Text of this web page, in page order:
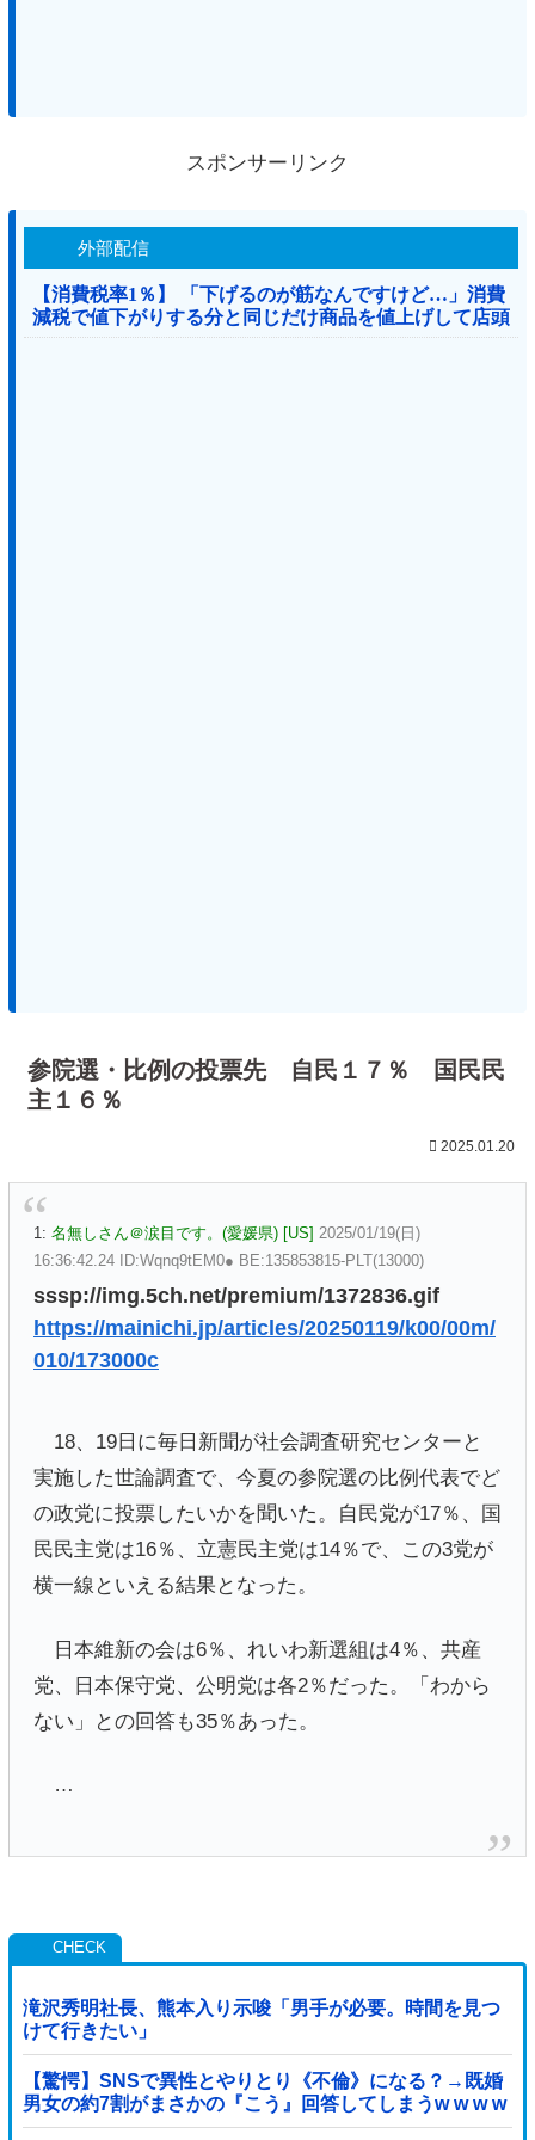
スポンサーリンク
外部配信
【消費税率1％】 「下げるのが筋なんですけど…」消費
減税で値下がりする分と同じだけ商品を値上げして店頭
価格を変えない店も
参院選・比例の投票先 自民１７％ 国民民
主１６％
2025.01.20
1: 名無しさん＠涙目です。(愛媛県) [US] 2025/01/19(日)
16:36:42.24 ID:Wqnq9tEM0● BE:135853815-PLT(13000)
sssp://img.5ch.net/premium/1372836.gif
https://mainichi.jp/articles/20250119/k00/00m/
010/173000c
18、19日に毎日新聞が社会調査研究センターと
実施した世論調査で、今夏の参院選の比例代表でど
の政党に投票したいかを聞いた。自民党が17％、国
民民主党は16％、立憲民主党は14％で、この3党が
横一線といえる結果となった。
日本維新の会は6％、れいわ新選組は4％、共産
党、日本保守党、公明党は各2％だった。「わから
ない」との回答も35％あった。
…
滝沢秀明社長、熊本入り示唆「男手が必要。時間を見つ
けて行きたい」
【驚愕】SNSで異性とやりとり《不倫》になる？→既婚
男女の約7割がまさかの『こう』回答してしまうw w w w
w w w w